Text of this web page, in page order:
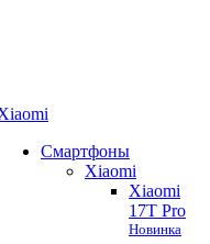
Смартфоны
Xiaomi
Xiaomi
17T Pro
Новинка